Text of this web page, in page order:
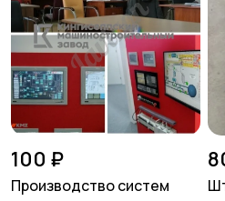
100 ₽
Производство систем